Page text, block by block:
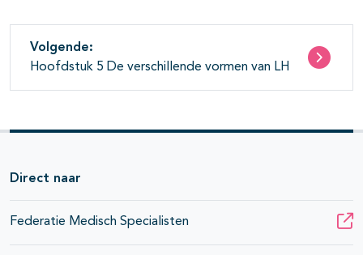
Volgende:
Hoofdstuk 5 De verschillende vormen van LH
Direct naar
Federatie Medisch Specialisten